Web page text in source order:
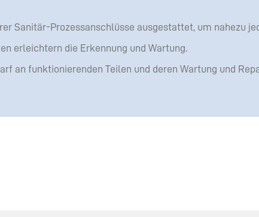
Sanitär-Prozessanschlüsse ausgestattet, um nahezu
erleichtern die Erkennung und Wartung.
an funktionierenden Teilen und deren Wartung und